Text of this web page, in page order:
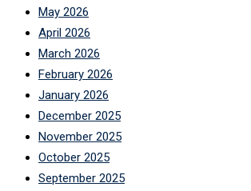
May 2026
April 2026
March 2026
February 2026
January 2026
December 2025
November 2025
October 2025
September 2025